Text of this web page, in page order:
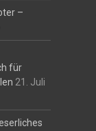
–
für
21. Juli